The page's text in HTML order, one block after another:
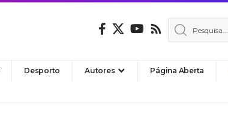
Desporto Autores Página Aberta